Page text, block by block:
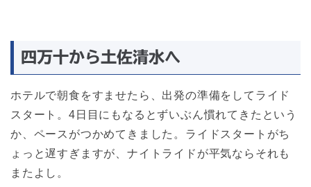
四万十から土佐清水へ
ホテルで朝食をすませたら、出発の準備をしてライド
スタート。4日目にもなるとずいぶん慣れてきたという
か、ペースがつかめてきました。ライドスタートがち
ょっと遅すぎますが、ナイトライドが平気ならそれも
またよし。